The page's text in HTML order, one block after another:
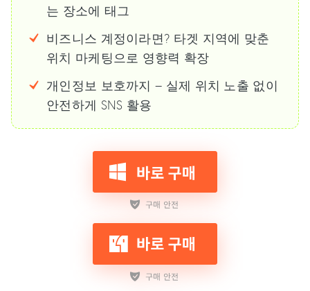
는 장소에 태그
비즈니스 계정이라면? 타겟 지역에 맞춘
위치 마케팅으로 영향력 확장
개인정보 보호까지 – 실제 위치 노출 없이
안전하게 SNS 활용